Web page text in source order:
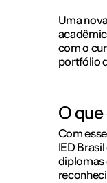
Uma
com o
portfólio
O
Com
IED
diplomas